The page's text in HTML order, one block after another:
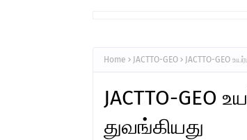
Home JACTTO-GEO JACTTO-GEO
JACTTO-GEO
துவங்கியது